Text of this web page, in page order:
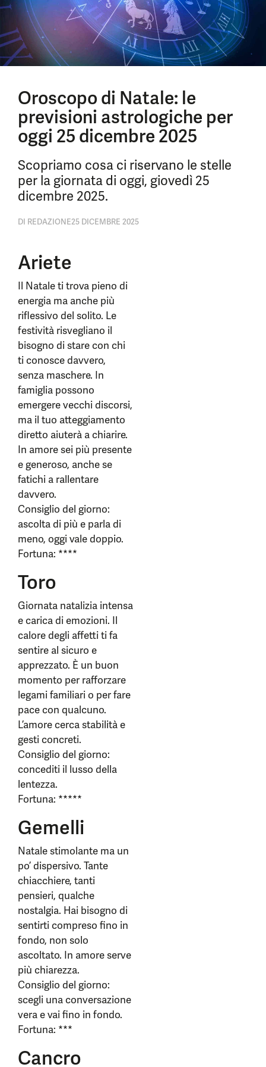
Oroscopo di Natale: le
previsioni astrologiche per
oggi 25 dicembre 2025
Scopriamo cosa ci riservano le stelle
per la giornata di oggi, giovedì 25
dicembre 2025.
DI REDAZIONE25 DICEMBRE 2025
Ariete
Il Natale ti trova pieno di
energia ma anche più
riflessivo del solito. Le
festività risvegliano il
bisogno di stare con chi
ti conosce davvero,
senza maschere. In
famiglia possono
emergere vecchi discorsi,
ma il tuo atteggiamento
diretto aiuterà a chiarire.
In amore sei più presente
e generoso, anche se
fatichi a rallentare
davvero.
Consiglio del giorno:
ascolta di più e parla di
meno, oggi vale doppio.
Fortuna: ****
Toro
Giornata natalizia intensa
e carica di emozioni. Il
calore degli affetti ti fa
sentire al sicuro e
apprezzato. È un buon
momento per rafforzare
legami familiari o per fare
pace con qualcuno.
L’amore cerca stabilità e
gesti concreti.
Consiglio del giorno:
concediti il lusso della
lentezza.
Fortuna: *****
Gemelli
Natale stimolante ma un
po’ dispersivo. Tante
chiacchiere, tanti
pensieri, qualche
nostalgia. Hai bisogno di
sentirti compreso fino in
fondo, non solo
ascoltato. In amore serve
più chiarezza.
Consiglio del giorno:
scegli una conversazione
vera e vai fino in fondo.
Fortuna: ***
Cancro